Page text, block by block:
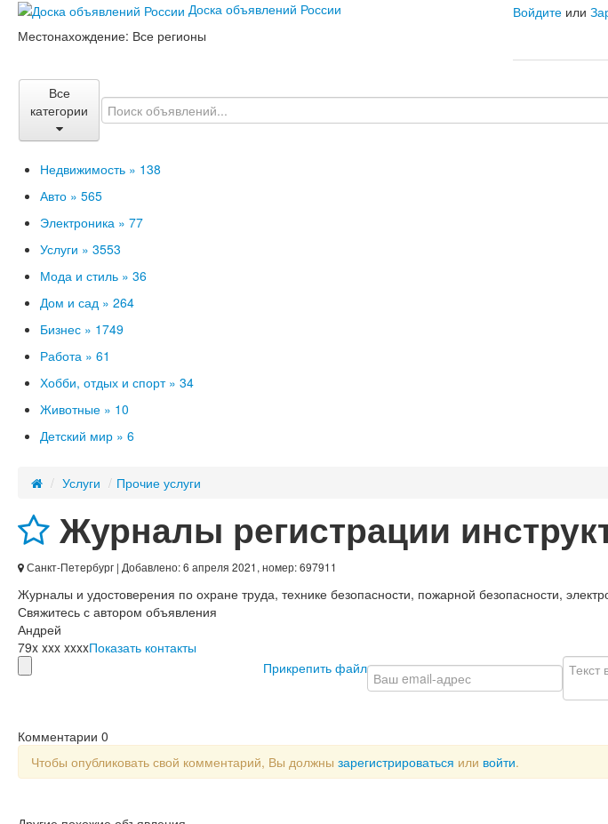
Доска объявлений России Войдите или
Местонахождение: Все регионы
Все
категории
Недвижимость » 138
Авто » 565
Электроника » 77
Услуги » 3553
Мода и стиль » 36
Дом и сад » 264
Бизнес » 1749
Работа » 61
Хобби, отдых и спорт » 34
Животные » 10
Детский мир » 6
/ Услуги / Прочие услуги
Журналы регистрации
Санкт-Петербург | Добавлено: 6 апреля 2021, номер: 697911
Журналы и удостоверения по охране труда, технике безопасности, пожарной безопасности,
Свяжитесь с автором объявления
Андрей
79x xxx xxxxПоказать контакты
Прикрепить файл
Комментарии 0
Чтобы опубликовать свой комментарий, Вы должны зарегистрироваться или войти.